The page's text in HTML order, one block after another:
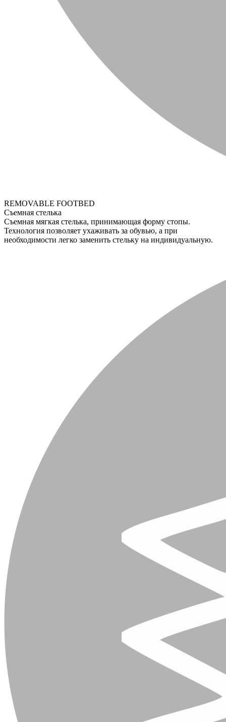
REMOVABLE FOOTBED
Съемная стелька
Съемная мягкая стелька, принимающая форму стопы.
Технология позволяет ухаживать за обувью, а при
необходимости легко заменить стельку на индивидуальную.